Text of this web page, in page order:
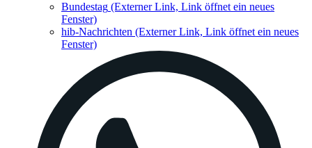
Bundestag (Externer Link, Link öffnet ein neues
Fenster)
hib-Nachrichten (Externer Link, Link öffnet ein neues
Fenster)